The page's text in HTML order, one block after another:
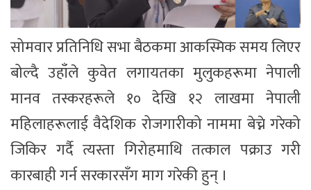
सोमवार प्रतिनिधि सभा बैठकमा आकस्मिक समय लिएर
बोल्दै उहाँले कुवेत लगायतका मुलुकहरूमा नेपाली
मानव तस्करहरूले १० देखि १२ लाखमा नेपाली
महिलाहरूलाई वैदेशिक रोजगारीको नाममा बेच्ने गरेको
जिकिर गर्दै त्यस्ता गिरोहमाथि तत्काल पक्राउ गरी
कारबाही गर्न सरकारसँग माग गरेकी हुन् ।